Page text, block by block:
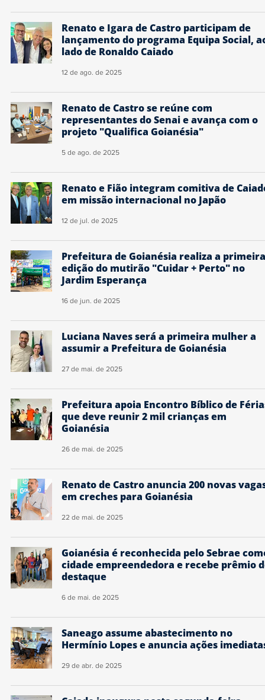
Renato e Igara de Castro participam de
lançamento do programa Equipa Social,
lado de Ronaldo Caiado
12 de ago. de 2025
Renato de Castro se reúne com
representantes do Senai e avança com o
projeto "Qualifica Goianésia"
5 de ago. de 2025
Renato e Fião integram comitiva de
em missão internacional no Japão
12 de jul. de 2025
Prefeitura de Goianésia realiza a primeira
edição do mutirão "Cuidar + Perto" no
Jardim Esperança
16 de jun. de 2025
Luciana Naves será a primeira mulher a
assumir a Prefeitura de Goianésia
27 de mai. de 2025
Prefeitura apoia Encontro Bíblico de
que deve reunir 2 mil crianças em
Goianésia
26 de mai. de 2025
Renato de Castro anuncia 200 novas
em creches para Goianésia
22 de mai. de 2025
Goianésia é reconhecida pelo Sebrae
cidade empreendedora e recebe prêmio
destaque
6 de mai. de 2025
Saneago assume abastecimento no
Hermínio Lopes e anuncia ações
29 de abr. de 2025